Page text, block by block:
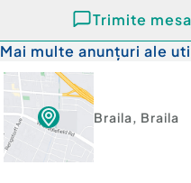
Trimite
Mai multe anunțuri ale
Braila, Braila